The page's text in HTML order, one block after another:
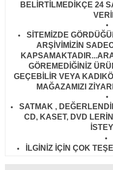
BELİRTİLMEDİKÇE 24
SİTEMİZDE
ARŞİVİMİZİN
GÖREMEDİĞİNİZ
GEÇEBİLİR VEYA
MAĞAZAMIZI
SATMAK ,
CD, KASET, DVD
İLGİNİZ İÇİN ÇOK